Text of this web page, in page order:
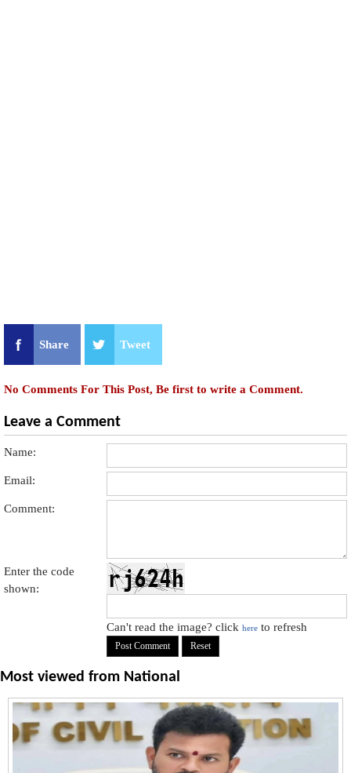
Share Tweet
No Comments For This Post, Be first to write a Comment.
Leave a Comment
Name:
Email:
Comment:
Enter the code
shown:
Can't read the image? clickhere to refresh
Most viewed from National